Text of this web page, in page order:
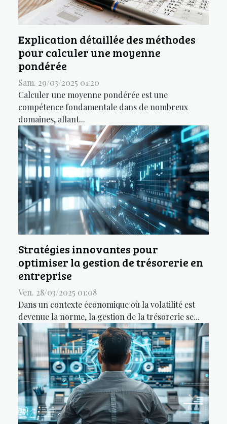
Explication détaillée des méthodes
pour calculer une moyenne
pondérée
Sam. 29/03/2025 01:20
Calculer une moyenne pondérée est une
compétence fondamentale dans de nombreux
domaines, allant...
Stratégies innovantes pour
optimiser la gestion de trésorerie en
entreprise
Ven. 28/03/2025 01:08
Dans un contexte économique où la volatilité est
devenue la norme, la gestion de la trésorerie se...